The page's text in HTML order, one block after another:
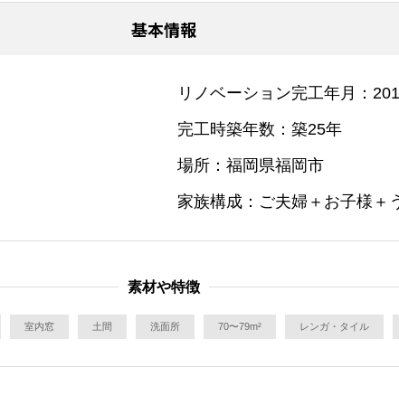
基本情報
リノベーション完工年月
完工時築年数
築25年
場所
福岡県福岡市
家族構成
ご夫婦＋お子様＋
素材や特徴
室内窓 土間 洗面所 70〜79m² レンガ・タイル